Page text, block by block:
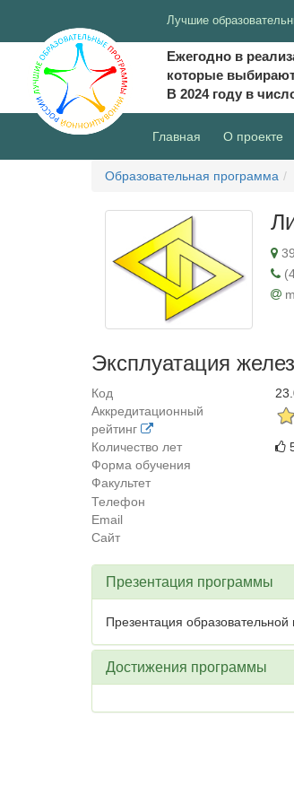
Лучшие
Ежегодно в
которые
В 2024 году в
Главная О проекте
Образовательная программа
Эксплуатация
Код
Аккредитационный
рейтинг
Количество лет
Форма обучения
Факультет
Телефон
Email
Сайт
Презентация программы
Презентация
Достижения программы